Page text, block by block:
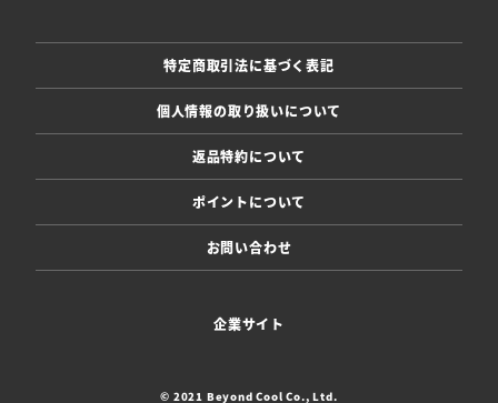
特定商取引法に基づく表記
個人情報の取り扱いについて
返品特約について
ポイントについて
お問い合わせ
企業サイト
© 2021 Beyond Cool Co., Ltd.